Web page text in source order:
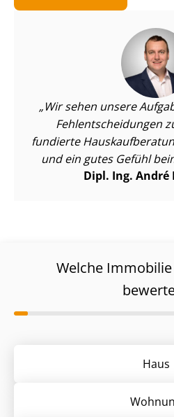
Wir sehen unsere
Fehl­ent­schei­dun­gen
fundierte
und ein gutes Gefühl
Dipl. Ing. André
Welche
Haus